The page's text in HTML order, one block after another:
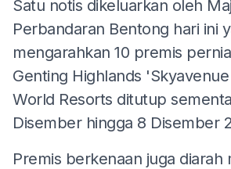
Satu notis dikeluarkan oleh
Perbandaran Bentong hari ini
mengarahkan 10 premis
Genting Highlands
World Resorts ditutup
Disember hingga 8 Disember
Premis berkenaan juga diarah